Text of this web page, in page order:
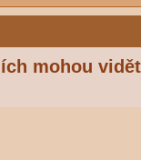
mohou